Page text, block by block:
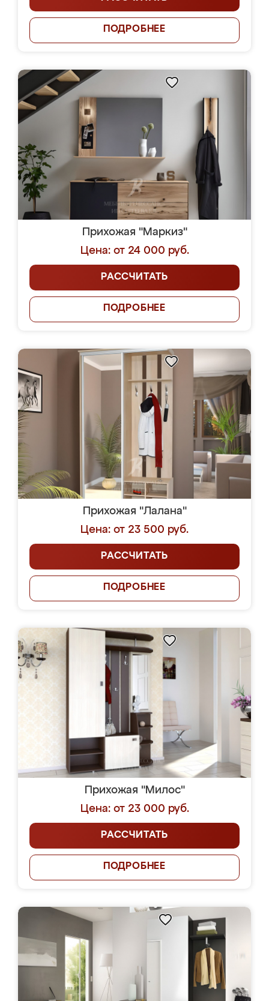
ПОДРОБНЕЕ
Прихожая "Маркиз"
Цена: от 24 000 руб.
РАССЧИТАТЬ
ПОДРОБНЕЕ
Прихожая "Лалана"
Цена: от 23 500 руб.
РАССЧИТАТЬ
ПОДРОБНЕЕ
Прихожая "Милос"
Цена: от 23 000 руб.
РАССЧИТАТЬ
ПОДРОБНЕЕ